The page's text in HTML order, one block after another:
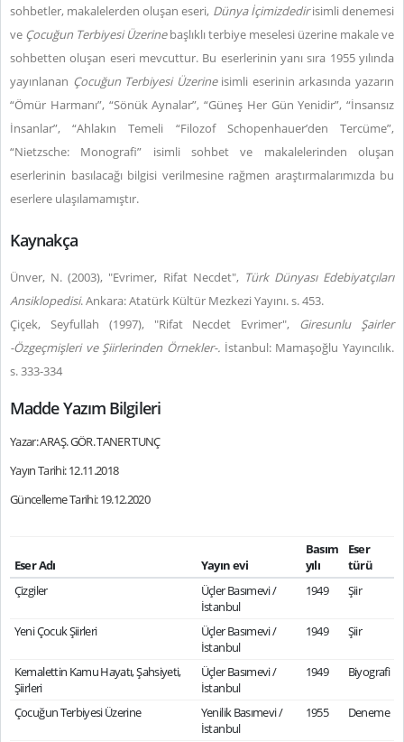
sohbetler, makalelerden oluşan eseri, Dünya İçimizdedirisimli denemesi
ve Çocuğun Terbiyesi Üzerinebaşlıklı terbiye meselesi üzerine makale ve
sohbetten oluşan eseri mevcuttur. Bu eserlerinin yanı sıra 1955 yılında
yayınlanan Çocuğun Terbiyesi Üzerine isimli eserinin arkasında yazarın
“Ömür Harmanı”, “Sönük Aynalar”, “Güneş Her Gün Yenidir”, “İnsansız
İnsanlar”, “Ahlakın Temeli “Filozof Schopenhauer’den Tercüme”,
“Nietzsche: Monografi” isimli sohbet ve makalelerinden oluşan
eserlerinin basılacağı bilgisi verilmesine rağmen araştırmalarımızda bu
eserlere ulaşılamamıştır.
Kaynakça
Ünver, N. (2003), "Evrimer, Rifat Necdet", Türk Dünyası Edebiyatçıları
Ansiklopedisi. Ankara: Atatürk Kültür Mezkezi Yayını. s. 453.
Çiçek, Seyfullah (1997), "Rifat Necdet Evrimer", Giresunlu Şairler
-Özgeçmişleri ve Şiirlerinden Örnekler-. İstanbul: Mamaşoğlu Yayıncılık.
s. 333-334
Madde Yazım Bilgileri
Yazar: ARAŞ. GÖR. TANER TUNÇ
Yayın Tarihi: 12.11.2018
Güncelleme Tarihi: 19.12.2020
Eser Adı Yayın evi
Basım
yılı
Eser
türü
Çizgiler
Üçler Basımevi /
İstanbul
1949 Şiir
Yeni Çocuk Şiirleri
Üçler Basımevi /
İstanbul
1949 Şiir
Kemalettin Kamu Hayatı, Şahsiyeti,
Şiirleri
Üçler Basımevi /
İstanbul
1949 Biyografi
Çocuğun Terbiyesi Üzerine
Yenilik Basımevi /
İstanbul
1955 Deneme